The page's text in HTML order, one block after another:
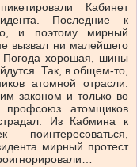
Кабинет
Последние к
и поэтому мирный
вызвал ни малейшего
Погода хорошая, шины
Так, в общем-то,
атомной отрасли.
законом и только во
атомщиков
Из Кабмина к
— поинтересоваться,
мирный протест